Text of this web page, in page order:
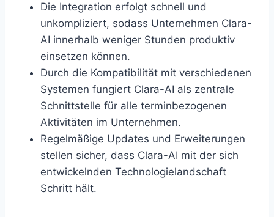
Die Integration erfolgt schnell und
unkompliziert, sodass Unternehmen Clara-
AI innerhalb weniger Stunden produktiv
einsetzen können.
Durch die Kompatibilität mit verschiedenen
Systemen fungiert Clara-AI als zentrale
Schnittstelle für alle terminbezogenen
Aktivitäten im Unternehmen.
Regelmäßige Updates und Erweiterungen
stellen sicher, dass Clara-AI mit der sich
entwickelnden Technologielandschaft
Schritt hält.